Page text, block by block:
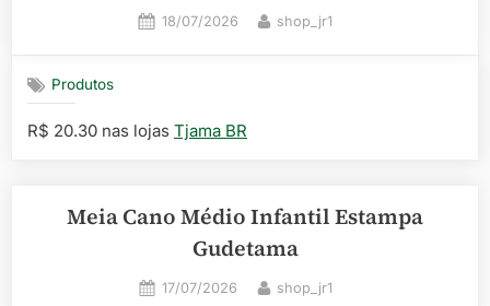
Posted
18/07/2026 By
shop_jr1
Produtos
R$ 20.30 nas lojas Tjama BR
Meia Cano Médio Infantil Estampa
Gudetama
Posted
17/07/2026 By
shop_jr1